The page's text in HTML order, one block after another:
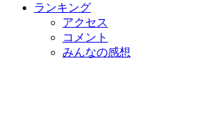
ランキング
アクセス
コメント
みんなの感想